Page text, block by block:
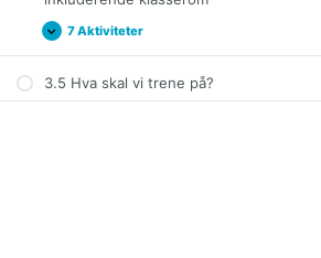
Expand
3.4
Relasjoner
kommunikasjon
i
7 Aktiviteter
3.5 Hva skal vi trene på?